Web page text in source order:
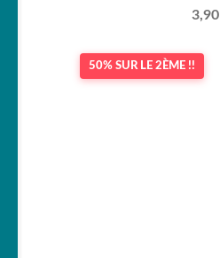
3,90
50% SUR LE 2ÈME !!